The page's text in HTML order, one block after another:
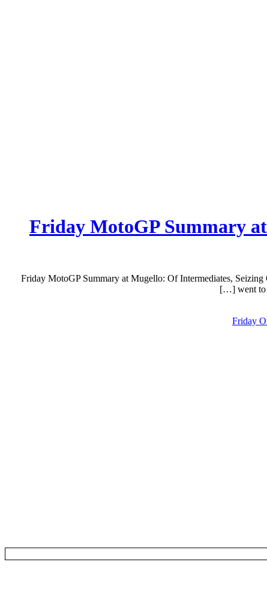
Friday MotoGP Summary
Friday MotoGP Summary at Mugello: Of Intermediates,
went to
Friday